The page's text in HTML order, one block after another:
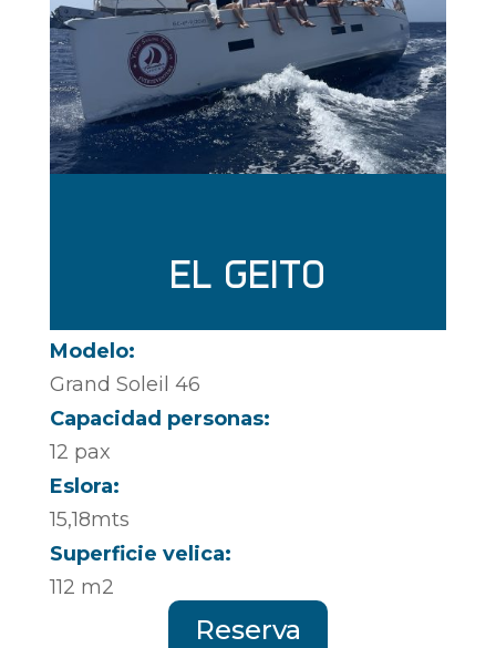
EL GEITO
Modelo:
Grand Soleil 46
Capacidad personas:
12 pax
Eslora:
15,18mts
Superficie velica:
112 m2
Reserva